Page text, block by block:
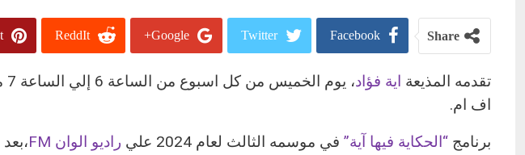
Share
Facebook
Twitter
Google+
ReddIt
تقدمه المذيعة اية فؤاد
اف ام.
برنامج “الحكاية فيها آية” في موسمه الثالث لعام 2024 علي راديو الوان FM